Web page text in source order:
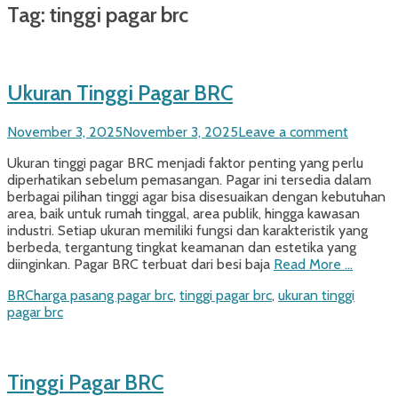
Tag: tinggi pagar brc
Ukuran Tinggi Pagar BRC
Posted
November 3, 2025November 3, 2025Leave a comment
Ukuran tinggi pagar BRC menjadi faktor penting yang perlu
diperhatikan sebelum pemasangan. Pagar ini tersedia dalam
berbagai pilihan tinggi agar bisa disesuaikan dengan kebutuhan
area, baik untuk rumah tinggal, area publik, hingga kawasan
industri. Setiap ukuran memiliki fungsi dan karakteristik yang
berbeda, tergantung tingkat keamanan dan estetika yang
diinginkan. Pagar BRC terbuat dari besi baja Read More …
Categories
BRCTags
harga pasang pagar brc, tinggi pagar brc, ukuran tinggi
pagar brc
Tinggi Pagar BRC